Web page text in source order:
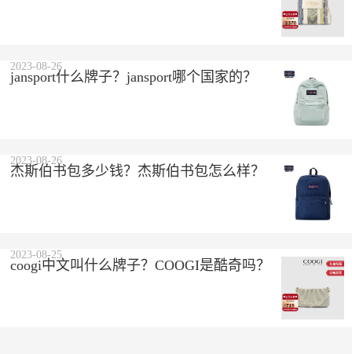
jansport什么牌子？jansport哪个国家的？
2023-08-26
杰斯伯书包多少钱？杰斯伯书包怎么样？
2023-08-26
coogi中文叫什么牌子？COOGI是酷奇吗？
2023-08-25